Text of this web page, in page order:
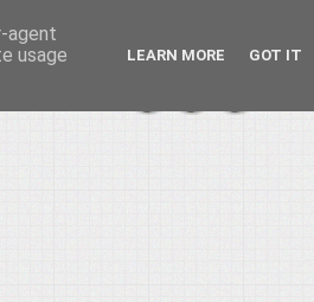
agent
usage
LEARN MORE GOT IT